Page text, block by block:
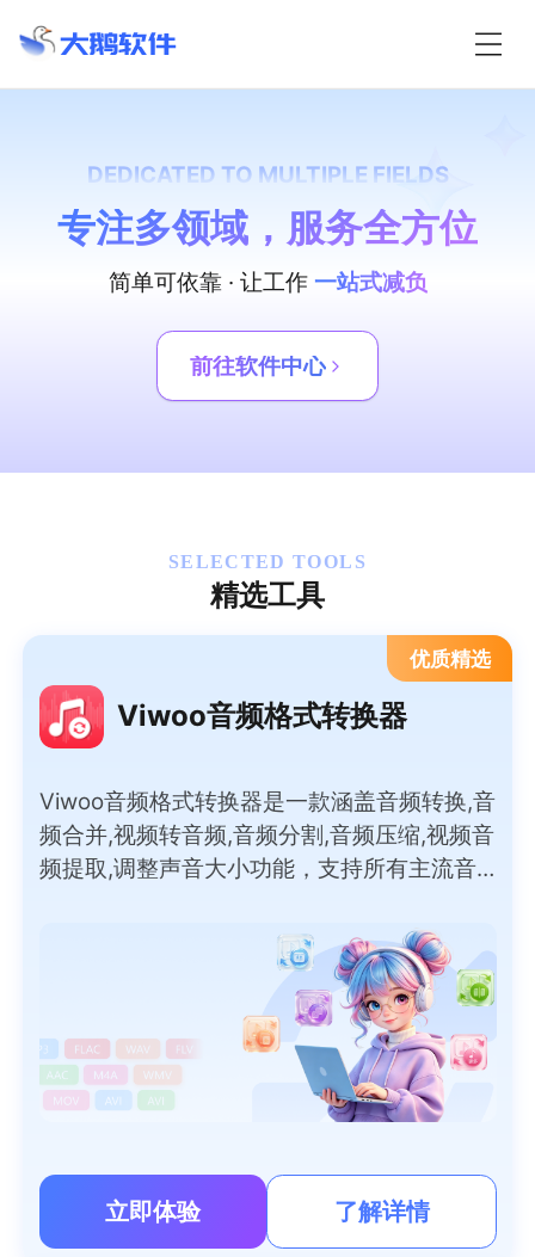
DEDICATED TO MULTIPLE FIELDS
专注多领域，服务全方位
简单可依靠 · 让工作 一站式减负
前往软件中心
SELECTED TOOLS
精选工具
优质精选
Viwoo音频格式转换器
Viwoo音频格式转换器是一款涵盖音频转换,音
频合并,视频转音频,音频分割,音频压缩,视频音
频提取,调整声音大小功能，支持所有主流音
立即体验 了解详情